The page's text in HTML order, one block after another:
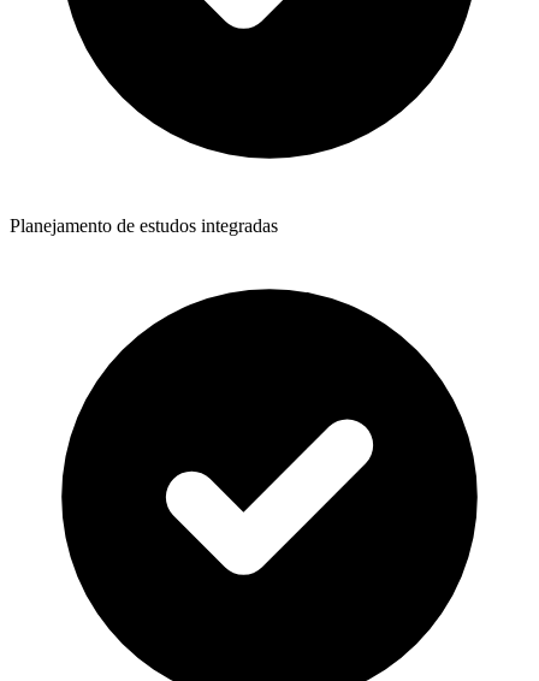
Planejamento de estudos integradas